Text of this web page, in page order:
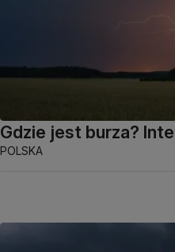
Gdzie jest burza?
POLSKA